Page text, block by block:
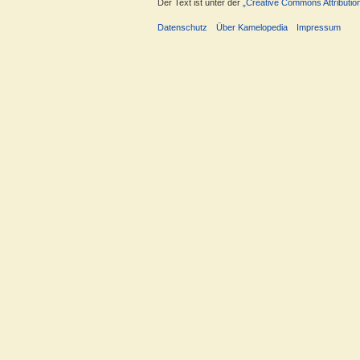
Der Text ist unter der „Creative Commons
Datenschutz Über Kamelopedia Impressum